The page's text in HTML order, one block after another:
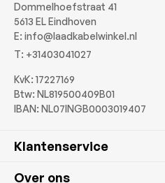
Dommelhoefstraat 41
5613 EL Eindhoven
E: info@laadkabelwinkel.nl
T: +31403041027
KvK: 17227169
Btw: NL819500409B01
IBAN: NL07INGB0003019407
Klantenservice
Over ons